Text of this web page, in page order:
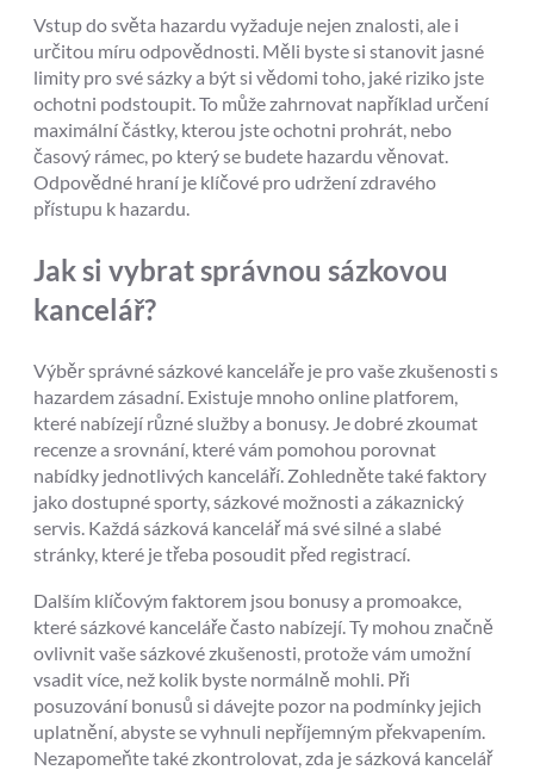
Vstup do světa hazardu vyžaduje nejen znalosti, ale i
určitou míru odpovědnosti. Měli byste si stanovit jasné
limity pro své sázky a být si vědomi toho, jaké riziko jste
ochotni podstoupit. To může zahrnovat například určení
maximální částky, kterou jste ochotni prohrát, nebo
časový rámec, po který se budete hazardu věnovat.
Odpovědné hraní je klíčové pro udržení zdravého
přístupu k hazardu.
Jak si vybrat správnou sázkovou
kancelář?
Výběr správné sázkové kanceláře je pro vaše zkušenosti s
hazardem zásadní. Existuje mnoho online platforem,
které nabízejí různé služby a bonusy. Je dobré zkoumat
recenze a srovnání, které vám pomohou porovnat
nabídky jednotlivých kanceláří. Zohledněte také faktory
jako dostupné sporty, sázkové možnosti a zákaznický
servis. Každá sázková kancelář má své silné a slabé
stránky, které je třeba posoudit před registrací.
Dalším klíčovým faktorem jsou bonusy a promoakce,
které sázkové kanceláře často nabízejí. Ty mohou značně
ovlivnit vaše sázkové zkušenosti, protože vám umožní
vsadit více, než kolik byste normálně mohli. Při
posuzování bonusů si dávejte pozor na podmínky jejich
uplatnění, abyste se vyhnuli nepříjemným překvapením.
Nezapomeňte také zkontrolovat, zda je sázková kancelář